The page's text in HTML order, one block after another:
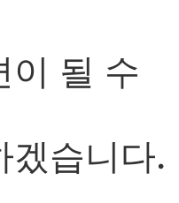
이 될 수
겠습니다.